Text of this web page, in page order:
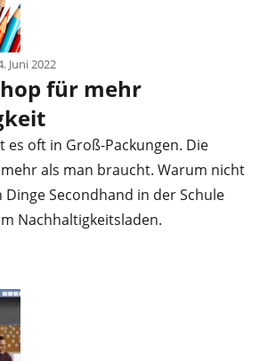
Juni 2022
für mehr
es oft in Groß-Packungen. Die
als man braucht. Warum nicht
Secondhand in der Schule
Nachhaltigkeitsladen.